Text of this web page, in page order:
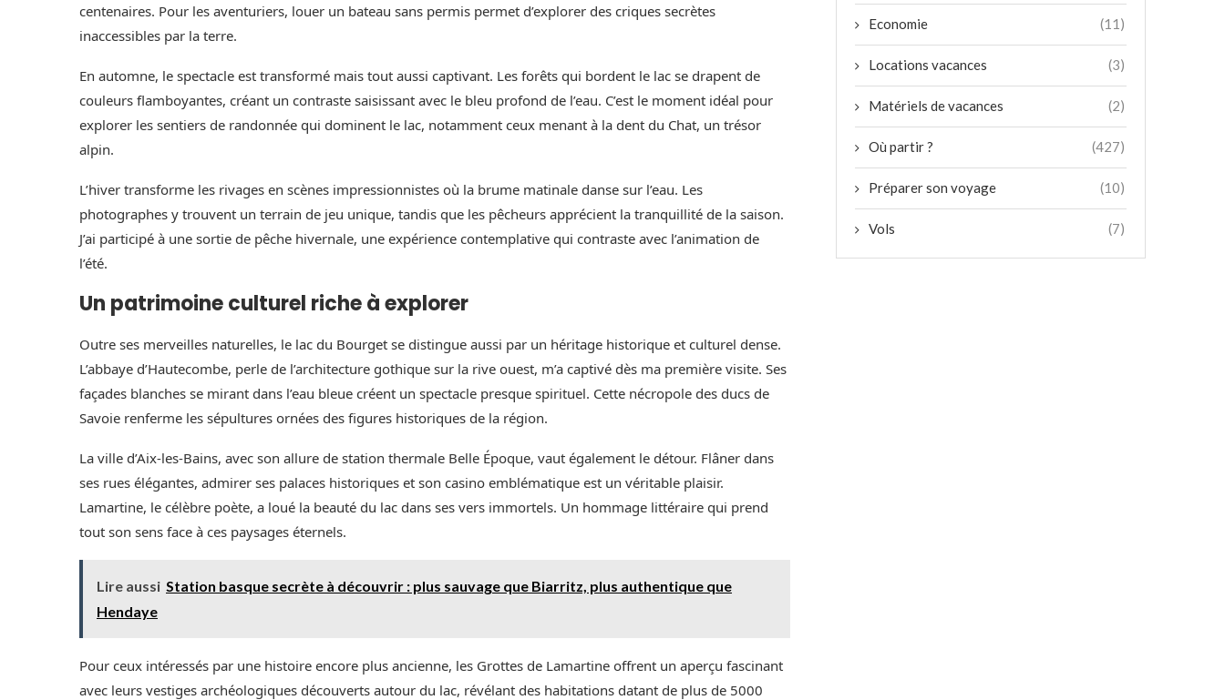
centenaires. Pour les aventuriers, louer un bateau sans permis permet d’explorer des criques secrètes
inaccessibles par la terre.
En automne, le spectacle est transformé mais tout aussi captivant. Les forêts qui bordent le lac se drapent de
couleurs flamboyantes, créant un contraste saisissant avec le bleu profond de l’eau. C’est le moment idéal pour
explorer les sentiers de randonnée qui dominent le lac, notamment ceux menant à la dent du Chat, un trésor
alpin.
L’hiver transforme les rivages en scènes impressionnistes où la brume matinale danse sur l’eau. Les
photographes y trouvent un terrain de jeu unique, tandis que les pêcheurs apprécient la tranquillité de la saison.
J’ai participé à une sortie de pêche hivernale, une expérience contemplative qui contraste avec l’animation de
l’été.
Un patrimoine culturel riche à explorer
Outre ses merveilles naturelles, le lac du Bourget se distingue aussi par un héritage historique et culturel dense.
L’abbaye d’Hautecombe, perle de l’architecture gothique sur la rive ouest, m’a captivé dès ma première visite. Ses
façades blanches se mirant dans l’eau bleue créent un spectacle presque spirituel. Cette nécropole des ducs de
Savoie renferme les sépultures ornées des figures historiques de la région.
La ville d’Aix-les-Bains, avec son allure de station thermale Belle Époque, vaut également le détour. Flâner dans
ses rues élégantes, admirer ses palaces historiques et son casino emblématique est un véritable plaisir.
Lamartine, le célèbre poète, a loué la beauté du lac dans ses vers immortels. Un hommage littéraire qui prend
tout son sens face à ces paysages éternels.
Lire aussi Station basque secrète à découvrir : plus sauvage que Biarritz, plus authentique que
Hendaye
Pour ceux intéressés par une histoire encore plus ancienne, les Grottes de Lamartine offrent un aperçu fascinant
avec leurs vestiges archéologiques découverts autour du lac, révélant des habitations datant de plus de 5000
Economie (11)
Locations vacances (3)
Matériels de vacances (2)
Où partir ? (427)
Préparer son voyage (10)
Vols (7)